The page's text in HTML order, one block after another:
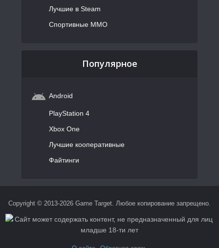
Лучшие в Steam
Спортивные MMO
Популярное
Android
PlayStation 4
Xbox One
Лучшие кооперативные
Файтинги
Copyright © 2013-2026 Game Target. Любое копирование запрещено.